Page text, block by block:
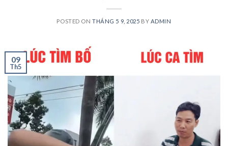
POSTED ONTHÁNG 5 9, 2025 BY ADMIN
09
Th5